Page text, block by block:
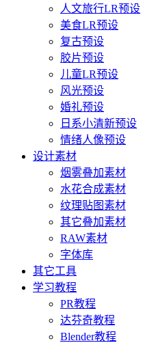
人文旅行LR预设
美食LR预设
复古预设
胶片预设
儿童LR预设
风光预设
婚礼预设
日系小清新预设
情绪人像预设
设计素材
烟雾叠加素材
水花合成素材
纹理贴图素材
其它叠加素材
RAW素材
字体库
其它工具
学习教程
PR教程
达芬奇教程
Blender教程